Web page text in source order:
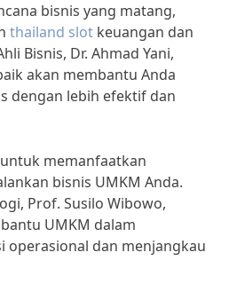
bisnis yang matang,
thailand slot keuangan dan
Bisnis, Dr. Ahmad Yani,
akan membantu Anda
dengan lebih efektif dan
memanfaatkan
bisnis UMKM Anda.
Prof. Susilo Wibowo,
UMKM dalam
operasional dan menjangkau